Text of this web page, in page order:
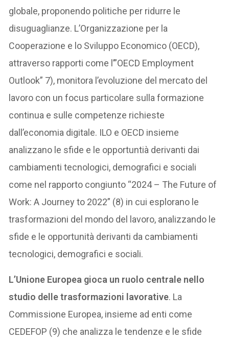
globale, proponendo politiche per ridurre le
disuguaglianze. L’Organizzazione per la
Cooperazione e lo Sviluppo Economico (OECD),
attraverso rapporti come l’”OECD Employment
Outlook” 7), monitora l’evoluzione del mercato del
lavoro con un focus particolare sulla formazione
continua e sulle competenze richieste
dall’economia digitale. ILO e OECD insieme
analizzano le sfide e le opportuntià derivanti dai
cambiamenti tecnologici, demografici e sociali
come nel rapporto congiunto “2024 – The Future of
Work: A Journey to 2022” (8) in cui esplorano le
trasformazioni del mondo del lavoro, analizzando le
sfide e le opportunità derivanti da cambiamenti
tecnologici, demografici e sociali.
L’Unione Europea gioca un ruolo centrale nello
studio delle trasformazioni lavorative. La
Commissione Europea, insieme ad enti come
CEDEFOP (9) che analizza le tendenze e le sfide